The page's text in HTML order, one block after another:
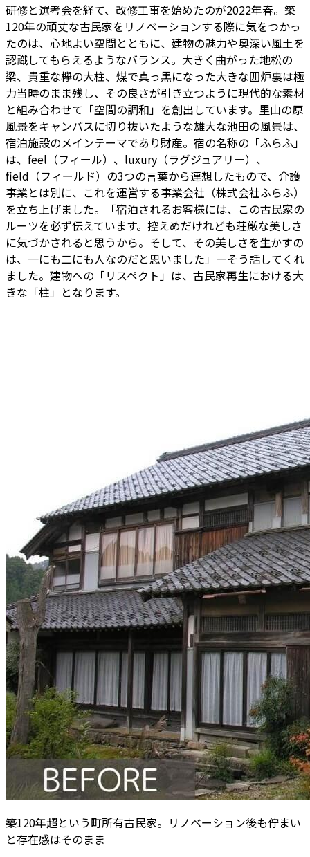
研修と選考会を経て、改修工事を始めたのが2022年春。築
120年の頑丈な古民家をリノベーションする際に気をつかっ
たのは、心地よい空間とともに、建物の魅力や奥深い風土を
認識してもらえるようなバランス。大きく曲がった地松の
梁、貴重な欅の大柱、煤で真っ黒になった大きな囲炉裏は極
力当時のまま残し、その良さが引き立つように現代的な素材
と組み合わせて「空間の調和」を創出しています。里山の原
風景をキャンバスに切り抜いたような雄大な池田の風景は、
宿泊施設のメインテーマであり財産。宿の名称の「ふらふ」
は、feel（フィール）、luxury（ラグジュアリー）、
field（フィールド）の3つの言葉から連想したもので、介護
事業とは別に、これを運営する事業会社（株式会社ふらふ）
を立ち上げました。「宿泊されるお客様には、この古民家の
ルーツを必ず伝えています。控えめだけれども荘厳な美しさ
に気づかされると思うから。そして、その美しさを生かすの
は、一にも二にも人なのだと思いました」―そう話してくれ
ました。建物への「リスペクト」は、古民家再生における大
きな「柱」となります。
築120年超という町所有古民家。リノベーション後も佇まい
と存在感はそのまま